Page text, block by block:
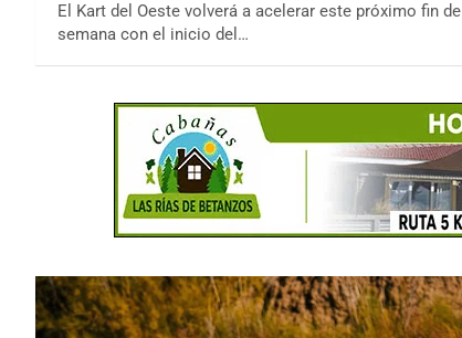
El Kart del Oeste volverá a acelerar este próximo fin de
semana con el inicio del…